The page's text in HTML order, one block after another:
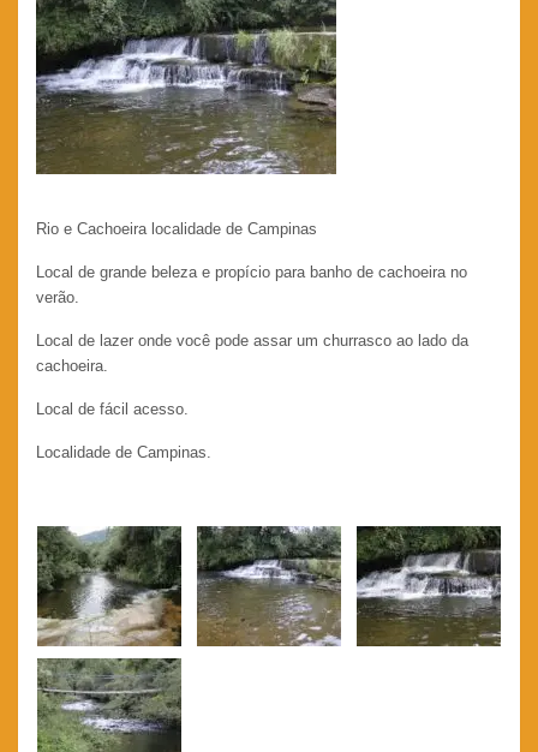
Rio e Cachoeira localidade de Campinas
Local de grande beleza e propício para banho de cachoeira no
verão.
Local de lazer onde você pode assar um churrasco ao lado da
cachoeira.
Local de fácil acesso.
Localidade de Campinas.